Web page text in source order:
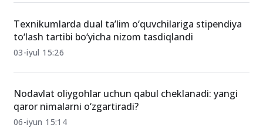
beriladi!
06-iyul 16:32
to‘lash tartibi bo‘yicha nizom tasdiqlandi
03-iyul 15:26